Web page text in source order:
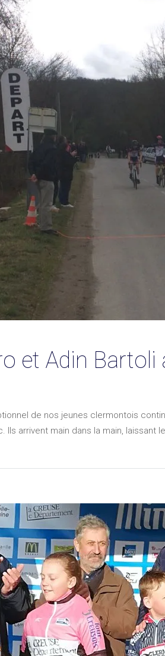
et Adin Bartoli
de nos jeunes clermontois
Ils arrivent main dans la main, laissant